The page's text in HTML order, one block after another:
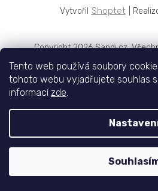
Tento web používá soubory
tohoto webu vyjadřujete souhlas s
informacízde.
Shoptet
Copyright 2026Sandi.cz.